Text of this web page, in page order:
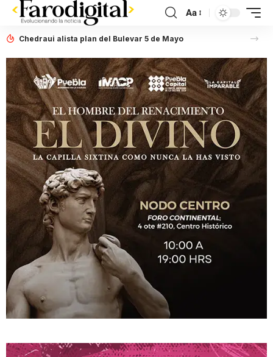
Aa
Chedraui alista plan del Bulevar 5 de Mayo